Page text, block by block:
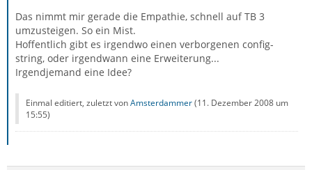
Das nimmt mir gerade die Empathie, schnell auf TB 3
umzusteigen. So ein Mist.
Hoffentlich gibt es irgendwo einen verborgenen config-
string, oder irgendwann eine Erweiterung...
Irgendjemand eine Idee?
Einmal editiert, zuletzt vonAmsterdammer(11. Dezember 2008 um
15:55)